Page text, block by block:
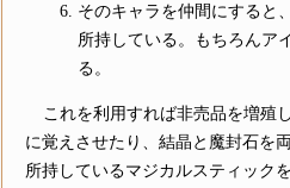
そのキャラを仲間にすると
所持している。もちろんア
る。
これを利用すれば非売品を増殖
に覚えさせたり、結晶と魔封石を
所持しているマジカルスティック